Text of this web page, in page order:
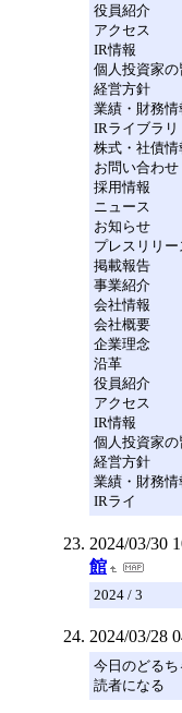
役員紹介
アクセス
IR情報
個人投資家の
経営方針
業績・財務情
IRライブラリ
株式・社債情
お問い合わせ
採用情報
ニュース
お知らせ
プレスリリー
掲載報告
事業紹介
会社情報
会社概要
企業理念
沿革
役員紹介
アクセス
IR情報
個人投資家の
経営方針
業績・財務情
IRライ
2024/03/30
館
2024 / 3
2024/03/28
今日のどるち
読者になる